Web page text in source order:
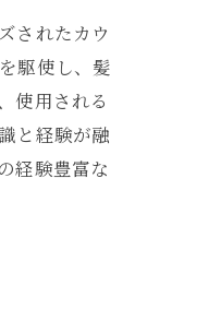
されたカウ
駆使し、髪
使用される
と経験が融
経験豊富な